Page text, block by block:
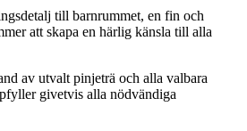
till barnrummet, en fin och
att skapa en härlig känsla till alla
av utvalt pinjeträ och alla valbara
givetvis alla nödvändiga